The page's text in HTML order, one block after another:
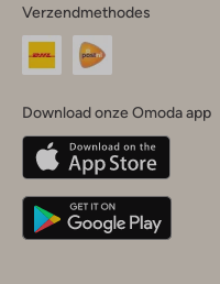
je
land
Nederland
Belgique(Français)
Deutschland
Verzendmethodes
Download onze Omoda app